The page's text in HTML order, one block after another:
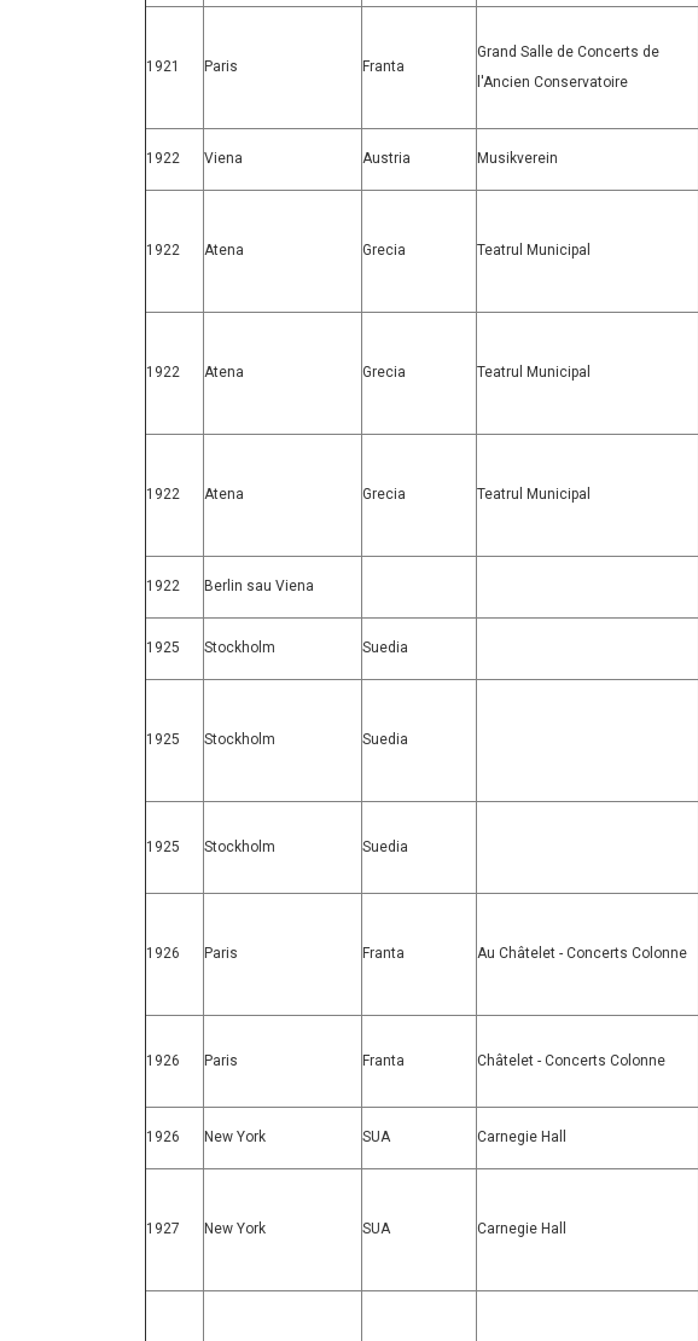
1921 Paris Franta
Grand Salle de Concerts de
l'Ancien Conservatoire
1922 Viena Austria Musikverein
1922 Atena Grecia Teatrul Municipal
1922 Atena Grecia Teatrul Municipal
1922 Atena Grecia Teatrul Municipal
1922 Berlin sau Viena
1925 Stockholm Suedia
1925 Stockholm Suedia
1925 Stockholm Suedia
1926 Paris Franta Au Châtelet - Concerts Colonne
1926 Paris Franta Châtelet - Concerts Colonne
1926 New York SUA Carnegie Hall
1927 New York SUA Carnegie Hall